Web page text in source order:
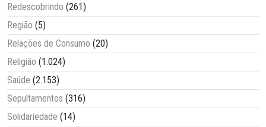
Redescobrindo (261)
Região (5)
Relações de Consumo (20)
Religião (1.024)
Saúde (2.153)
Sepultamentos (316)
Solidariedade (14)